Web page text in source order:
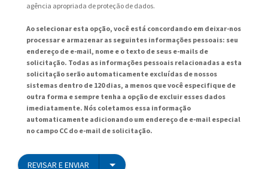
agência apropriada de proteção de dados.
Ao selecionar esta opção, você está concordando em deixar-nos
processar e armazenar as seguintes informações pessoais: seu
endereço de e-mail, nome e o texto de seus e-mails de
solicitação. Todas as informações pessoais relacionadas a esta
solicitação serão automaticamente excluídas de nossos
sistemas dentro de 120 dias, a menos que você especifique de
outra forma e sempre tenha a opção de excluir esses dados
imediatamente. Nós coletamos essa informação
automaticamente adicionando um endereço de e-mail especial
no campo CC do e-mail de solicitação.
REVISAR E ENVIAR